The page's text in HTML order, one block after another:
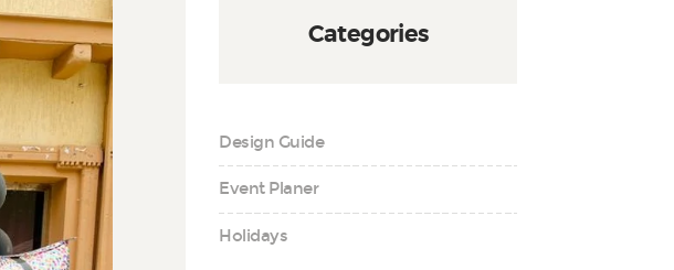
Categories
Design Guide
Event Planer
Holidays